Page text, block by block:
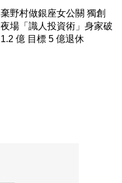
棄野村做銀座女公關 獨創
夜場「識人投資術」身家破
1.2 億 目標 5 億退休